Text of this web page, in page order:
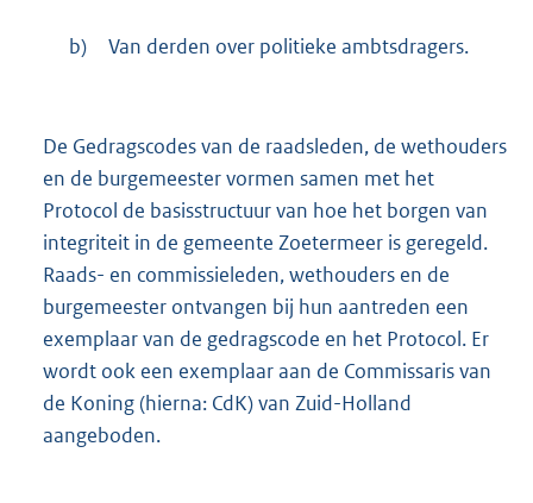
b) Van derden over politieke ambtsdragers.
De Gedragscodes van de raadsleden, de wethouders
en de burgemeester vormen samen met het
Protocol de basisstructuur van hoe het borgen van
integriteit in de gemeente Zoetermeer is geregeld.
Raads- en commissieleden, wethouders en de
burgemeester ontvangen bij hun aantreden een
exemplaar van de gedragscode en het Protocol. Er
wordt ook een exemplaar aan de Commissaris van
de Koning (hierna: CdK) van Zuid-Holland
aangeboden.